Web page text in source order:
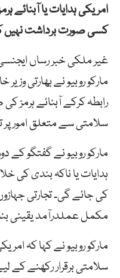
امریکی ہدایات یا آبنائے
کسی صورت برداشت نہیں
غیر ملکی خبر رساں
مارکو روبیو نے بھارتی
رابطہ کرکے آبنائے ہرمز
سلامتی سے متعلق امور پر
مارکو روبیو نے گفتگو کے
ہدایات یا ناکہ بندی کی
کی جائے گی۔ تجارتی
مکمل عملدرآمد یقینی
مارکو روبیو نے کہا کہ
سلامتی برقرار رکھنے کے